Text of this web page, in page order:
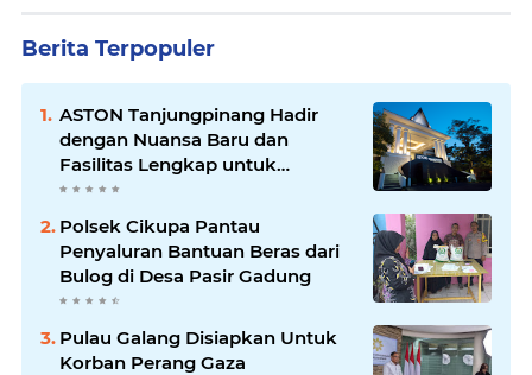
Berita Terpopuler
ASTON Tanjungpinang Hadir
dengan Nuansa Baru dan
Fasilitas Lengkap untuk
Kenyamanan Tamu
Polsek Cikupa Pantau
Penyaluran Bantuan Beras dari
Bulog di Desa Pasir Gadung
Pulau Galang Disiapkan Untuk
Korban Perang Gaza